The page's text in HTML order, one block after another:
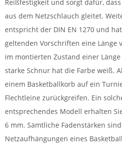
Reißfestigkeit und sorgt dafür,
aus dem Netzschlauch gleitet.
entspricht der DIN EN 1270 und
geltenden Vorschriften eine Länge
im montierten Zustand einer
starke Schnur hat die Farbe weiß.
einem Basketballkorb auf ein
Flechtleine zurückgreifen. Ein
entsprechendes Modell erhalten
6 mm. Sämtliche Fadenstärken
Netzaufhängungen eines